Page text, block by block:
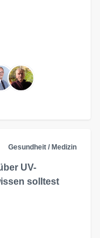
Gesundheit / Medizin
UV-
solltest